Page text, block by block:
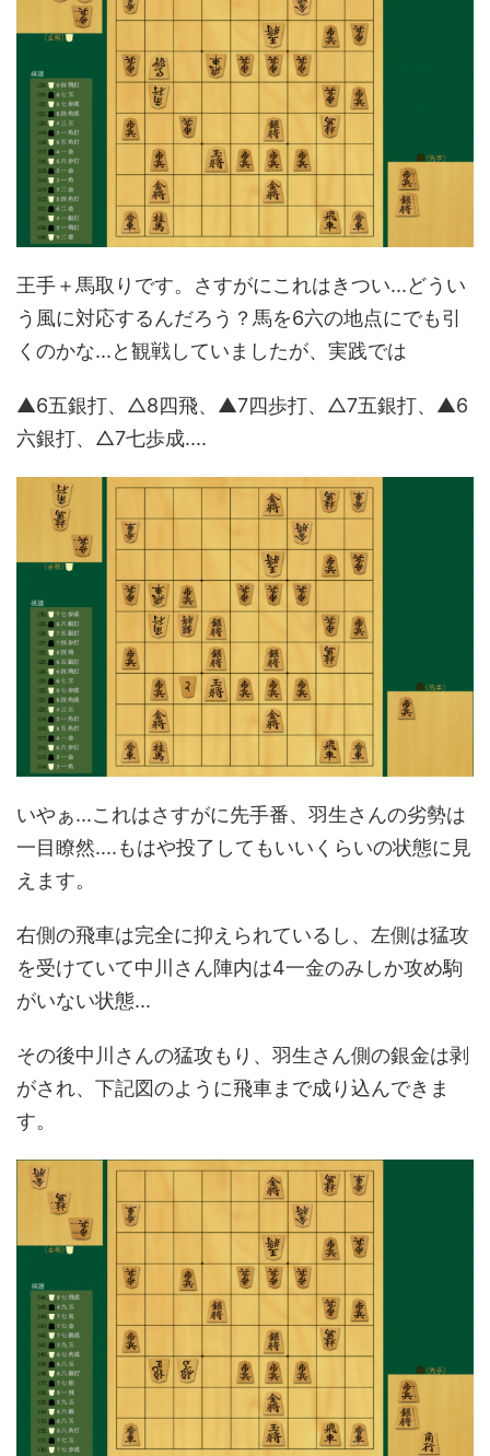
王手＋馬取りです。さすがにこれはきつい...どうい
う風に対応するんだろう？馬を6六の地点にでも引
くのかな...と観戦していましたが、実践では
▲6五銀打、△8四飛、▲7四歩打、△7五銀打、▲6
六銀打、△7七歩成....
いやぁ...これはさすがに先手番、羽生さんの劣勢は
一目瞭然....もはや投了してもいいくらいの状態に見
えます。
右側の飛車は完全に抑えられているし、左側は猛攻
を受けていて中川さん陣内は4一金のみしか攻め駒
がいない状態...
その後中川さんの猛攻もり、羽生さん側の銀金は剥
がされ、下記図のように飛車まで成り込んできま
す。